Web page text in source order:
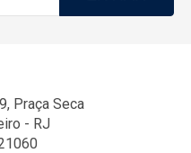
Praça Seca
- RJ